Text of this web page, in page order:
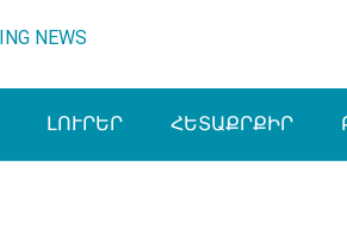
ԼՈՒՐԵՐ ՀԵՏԱՔՐՔԻՐ